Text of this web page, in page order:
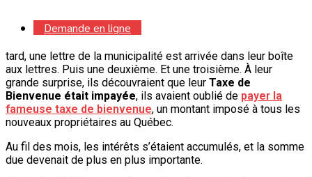
Demande en ligne
remplis de projets : peinture, décoration, barbecue avec les
tard, une lettre de la municipalité est arrivée dans leur boîte
aux lettres. Puis une deuxième. Et une troisième. À leur
grande surprise, ils découvraient que leur Taxe de
Bienvenue était impayée, ils avaient oublié de payer la
fameuse taxe de bienvenue, un montant imposé à tous les
nouveaux propriétaires au Québec.
Au fil des mois, les intérêts s’étaient accumulés, et la somme
due devenait de plus en plus importante.